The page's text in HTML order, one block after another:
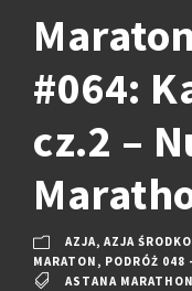
#064:
cz.2 –
AZJA, AZJA
MARATON , PODRÓŻ 048
ASTANA MARATHON